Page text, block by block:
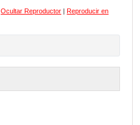
Ocultar Reproductor |Reproducir en